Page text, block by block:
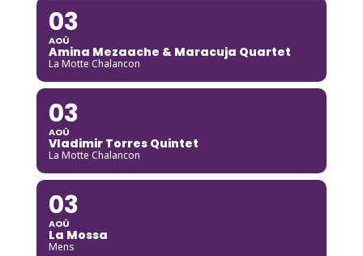
03
AOÛ
Amina Mezaache & Maracuja Quartet
La Motte Chalancon
03
AOÛ
Vladimir Torres Quintet
La Motte Chalancon
03
AOÛ
La Mossa
Mens